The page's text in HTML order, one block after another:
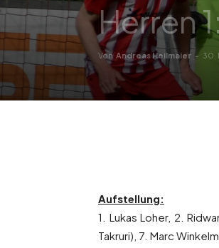
Herren
Von Andreas Heilmaier - 30.
Aufstellung:
1. Lukas Loher, 2.
Takruri), 7. Marc